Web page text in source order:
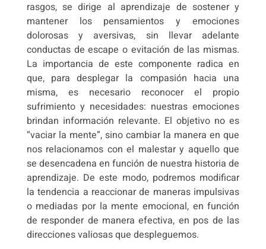
rasgos, se dirige al aprendizaje de sostener y
mantener los pensamientos y emociones
dolorosas y aversivas, sin llevar adelante
conductas de escape o evitación de las mismas.
La importancia de este componente radica en
que, para desplegar la compasión hacia una
misma, es necesario reconocer el propio
sufrimiento y necesidades: nuestras emociones
brindan información relevante. El objetivo no es
“vaciar la mente”, sino cambiar la manera en que
nos relacionamos con el malestar y aquello que
se desencadena en función de nuestra historia de
aprendizaje. De este modo, podremos modificar
la tendencia a reaccionar de maneras impulsivas
o mediadas por la mente emocional, en función
de responder de manera efectiva, en pos de las
direcciones valiosas que despleguemos.